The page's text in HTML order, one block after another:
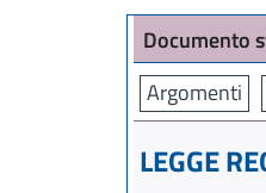
Documento
Argomenti
LEGGE